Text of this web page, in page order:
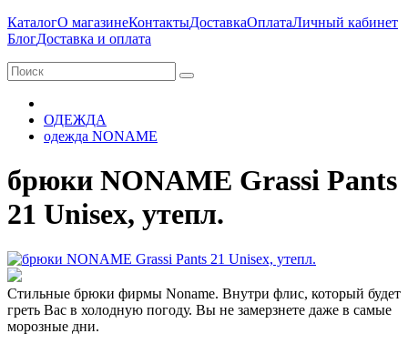
КаталогО магазинеКонтактыДоставкаОплатаЛичный кабинет
БлогДоставка и оплата
ОДЕЖДА
одежда NONAME
брюки NONAME Grassi Pants
21 Unisex, утепл.
Стильные брюки фирмы Noname. Внутри флис, который будет
греть Вас в холодную погоду. Вы не замерзнете даже в самые
морозные дни.